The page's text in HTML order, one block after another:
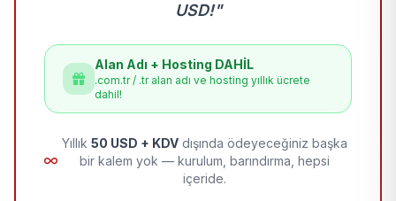
USD!"
Alan Adı + Hosting DAHİL
.com.tr / .tr alan adı ve hosting yıllık ücrete
dahil!
Yıllık 50 USD + KDV dışında ödeyeceğiniz başka
bir kalem yok — kurulum, barındırma, hepsi
içeride.